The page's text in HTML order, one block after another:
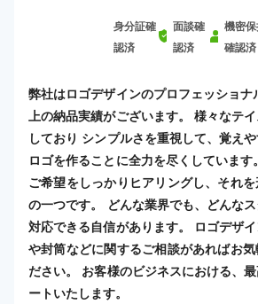
身分証確
認済
面談確
認済
機密
確認済
弊社はロゴデザインのプロフェッショ
上の納品実績がございます。 様々なテ
しており シンプルさを重視して、覚え
ロゴを作ることに全力を尽くしていま
ご希望をしっかりヒアリングし、それ
の一つです。 どんな業界でも、どんな
対応できる自信があります。 ロゴデザ
や封筒などに関するご相談があればお
ださい。 お客様のビジネスにおける、
ートいたします。